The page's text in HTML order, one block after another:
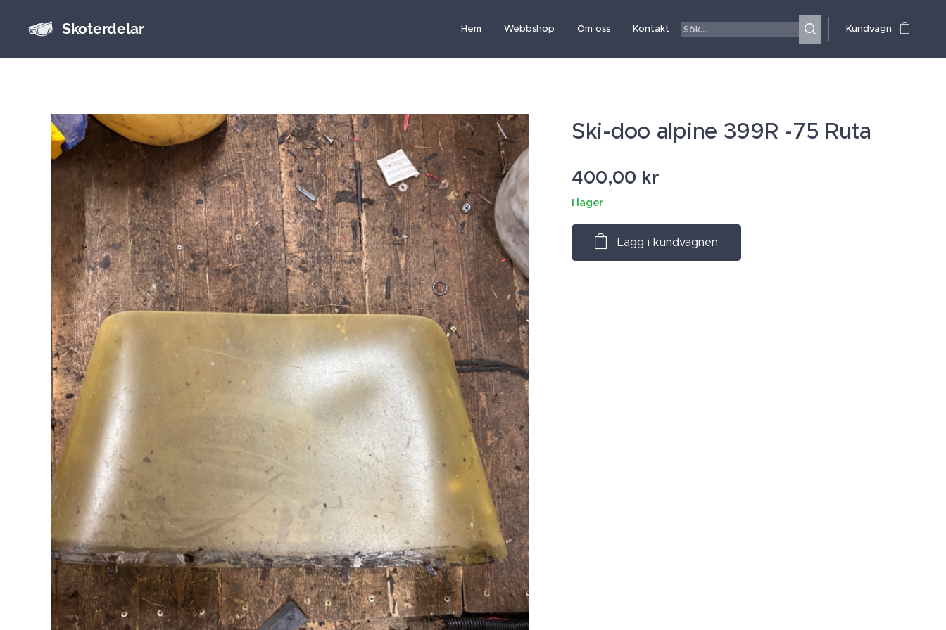
Skoterdelar Hem Webbshop Om oss Kontakt Kundvagn
Ski-doo alpine 399R -75 Ruta
400,00 kr
I lager
Lägg i kundvagnen